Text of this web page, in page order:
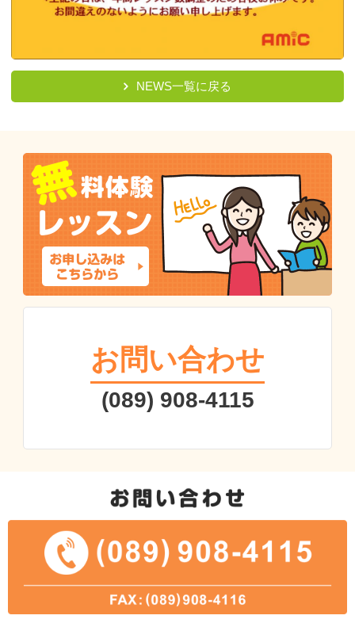
NEWS一覧に戻る
お問い合わせ
(089) 908-4115